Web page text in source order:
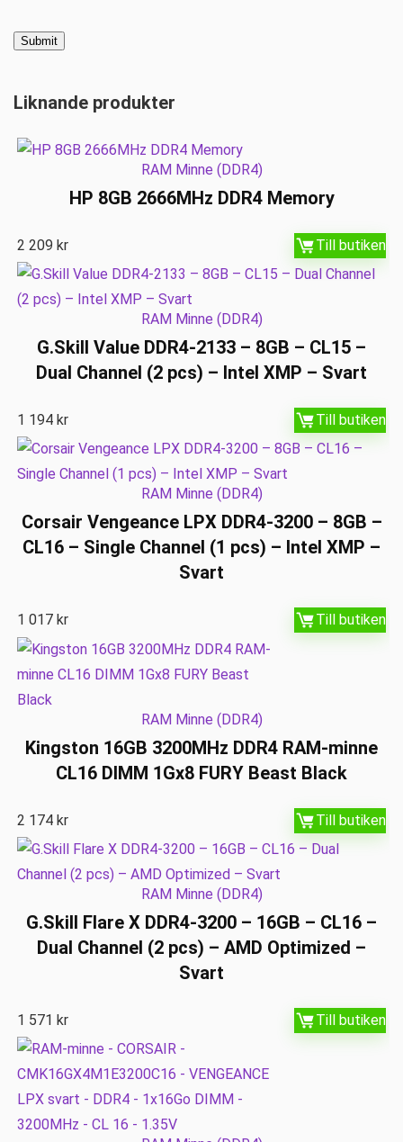
Liknande produkter
RAM Minne (DDR4)
HP 8GB 2666MHz DDR4 Memory
2 209kr Till butiken
RAM Minne (DDR4)
G.Skill Value DDR4-2133 – 8GB – CL15 –
Dual Channel (2 pcs) – Intel XMP – Svart
1 194 kr Till butiken
RAM Minne (DDR4)
Corsair Vengeance LPX DDR4-3200 – 8GB –
CL16 – Single Channel (1 pcs) – Intel XMP –
Svart
1 017 kr Till butiken
RAM Minne (DDR4)
Kingston 16GB 3200MHz DDR4 RAM-minne
CL16 DIMM 1Gx8 FURY Beast Black
2 174kr Till butiken
RAM Minne (DDR4)
G.Skill Flare X DDR4-3200 – 16GB – CL16 –
Dual Channel (2 pcs) – AMD Optimized –
Svart
1 571kr Till butiken